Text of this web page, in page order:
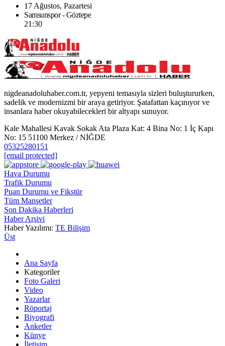
17 Ağustos, Pazartesi
Samsunspor - Göztepe
21:30
nigdeanadoluhaber.com.tr, yepyeni temasıyla sizleri buluştururken,
sadelik ve modernizmi bir araya getiriyor. Şatafattan kaçınıyor ve
insanlara haber okuyabilecekleri bir altyapı sunuyor.
Kale Mahallesi Kavak Sokak Ata Plaza Kat: 4 Bina No: 1 İç Kapı
No: 15 51100 Merkez / NİĞDE
05325280151
[email protected]
Hava Durumu
Trafik Durumu
Puan Durumu ve Fikstür
Tüm Manşetler
Son Dakika Haberleri
Haber Arşivi
Haber Yazılımı: TE Bilişim
Üst
Ana Sayfa
Kategoriler
Foto Galeri
Video
Yazarlar
Röportaj
Biyografi
Anketler
Künye
İletişim